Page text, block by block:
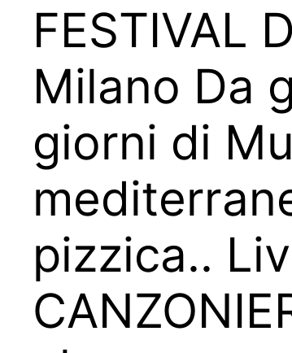
FESTIVAL
Milano Da
giorni di
pizzica..